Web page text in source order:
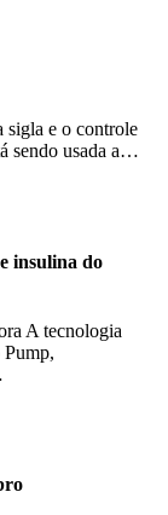
sigla e o controle
sendo usada a…
insulina do
A tecnologia
Pump,